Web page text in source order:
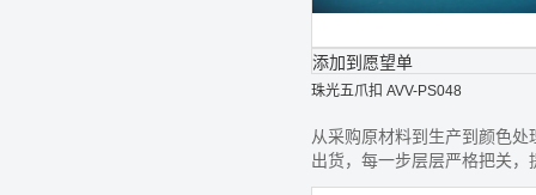
添加到愿望单
珠光五爪扣 AVV-PS048
从采购原材料到生产到颜色处
出货，每一步层层严格把关，
最好的钮扣给您